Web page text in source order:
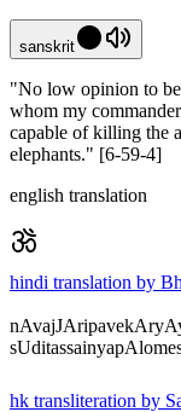
sanskrit
"No low opinion to
whom my
capable of killing the
elephants." [6-59-4]
english translation
hindi translation by
hk transliteration by